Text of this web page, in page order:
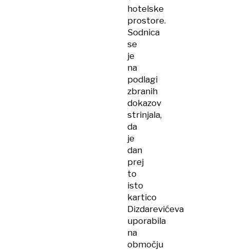
hotelske
prostore.
Sodnica
se
je
na
podlagi
zbranih
dokazov
strinjala,
da
je
dan
prej
to
isto
kartico
Dizdarevićeva
uporabila
na
območju